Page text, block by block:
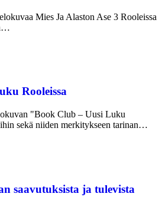
Mies Ja Alaston Ase 3 Rooleissa
Rooleissa
"Book Club – Uusi Luku
sekä niiden merkitykseen tarinan…
saavutuksista ja tulevista